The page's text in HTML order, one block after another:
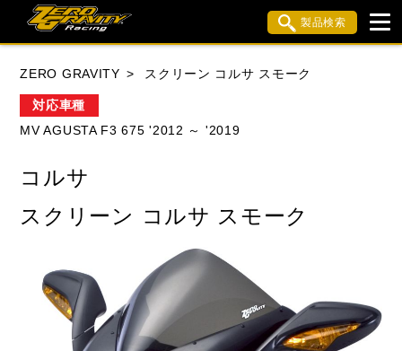
製品検索
ZERO GRAVITY スクリーン コルサ スモーク
対応車種
MV AGUSTA F3 675 '2012 ～ '2019
コルサ
スクリーン コルサ スモーク